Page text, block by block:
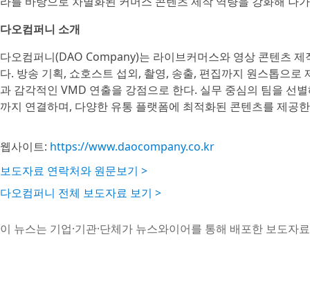
다오컴퍼니 소개
다오컴퍼니(DAO Company)는 라이브커머스와 영상 콘텐츠
다. 방송 기획, 쇼호스트 섭외, 촬영, 송출, 편집까지 원스톱으로
과 감각적인 VMD 연출을 강점으로 한다. 실무 중심의 팀을 선
까지 연결하며, 다양한 유통 플랫폼에 최적화된 콘텐츠를 제공
웹사이트: https://www.daocompany.co.kr
보도자료 연락처와 원문보기 >
다오컴퍼니 전체 보도자료 보기 >
이 뉴스는 기업·기관·단체가 뉴스와이어를 통해 배포한 보도자